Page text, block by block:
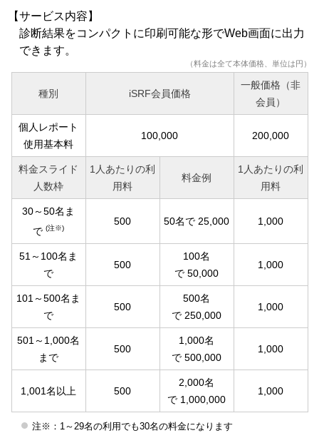
【サービス内容】
診断結果をコンパクトに印刷可能な形でWeb画面に出力
できます。
（料金は全て本体価格、単位は円）
種別 iSRF会員価格
一般価格（非
会員）
個人レポート
使用基本料
100,000 200,000
料金スライド
人数枠
1人あたりの利
用料
料金例
1人あたりの利
用料
30～50名ま
で (注※)
500 50名で 25,000 1,000
51～100名ま
で
500
100名
で 50,000
1,000
101～500名ま
で
500
500名
で 250,000
1,000
501～1,000名
まで
500
1,000名
で 500,000
1,000
1,001名以上 500
2,000名
で 1,000,000
1,000
注※：1～29名の利用でも30名の料金になります